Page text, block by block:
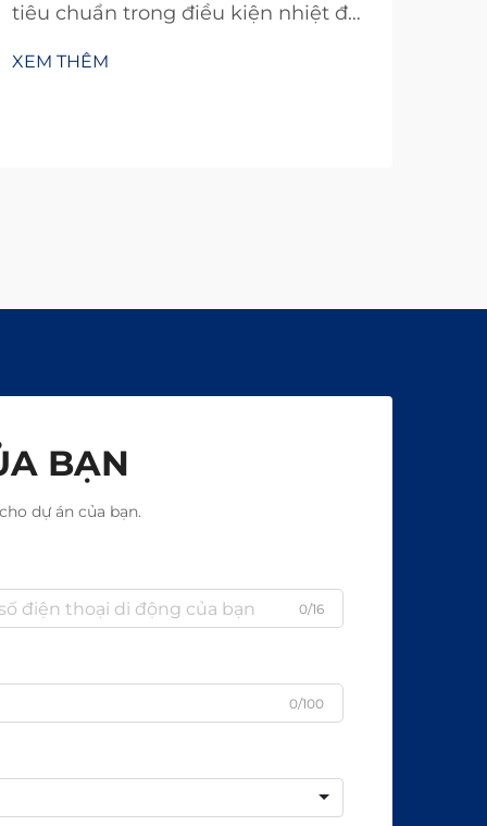
tiêu chuẩn trong điều kiện nhiệt độ
gian chật hẹp? Truyền động TianJi
XEM THÊM
BẠN
dự án của bạn.
0/16
0/100